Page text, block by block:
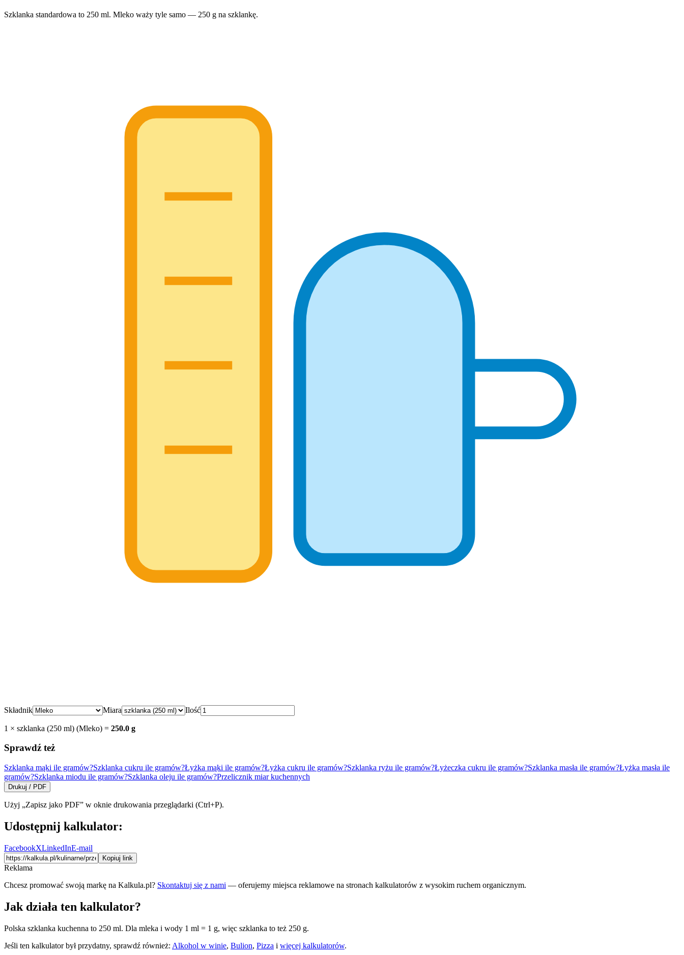
Szklanka standardowa to 250 ml. Mleko waży tyle samo — 250 g na szklankę.
Składnik Miara Ilość
1 × szklanka (250 ml) (Mleko) = 250.0 g
Sprawdź też
Szklanka mąki ile gramów?Szklanka cukru ile gramów?Łyżka mąki ile gramów?Łyżka cukru ile gramów?Szklanka ryżu ile gramów?Łyżeczka cukru ile gramów?Szklanka masła ile gramów?Łyżka masła ile
gramów?Szklanka miodu ile gramów?Szklanka oleju ile gramów?Przelicznik miar kuchennych
Drukuj / PDF
Użyj „Zapisz jako PDF” w oknie drukowania przeglądarki (Ctrl+P).
Udostępnij kalkulator:
FacebookXLinkedInE-mail
Kopiuj link
Reklama
Chcesz promować swoją markę na Kalkula.pl? Skontaktuj się z nami — oferujemy miejsca reklamowe na stronach kalkulatorów z wysokim ruchem organicznym.
Jak działa ten kalkulator?
Polska szklanka kuchenna to 250 ml. Dla mleka i wody 1 ml = 1 g, więc szklanka to też 250 g.
Jeśli ten kalkulator był przydatny, sprawdź również: Alkohol w winie, Bulion, Pizza i więcej kalkulatorów.